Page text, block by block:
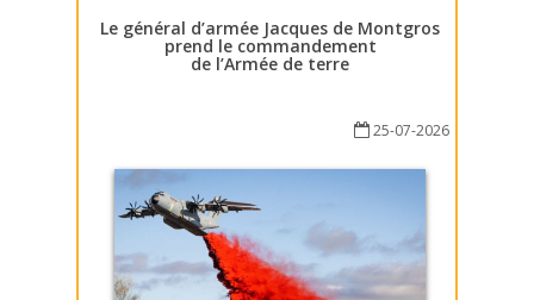
Le général d’armée Jacques de Montgros
prend le commandement
de l’Armée de terre
25-07-2026